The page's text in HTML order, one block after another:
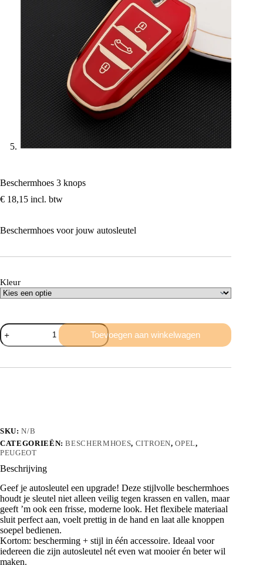
Beschermhoes 3 knops
€ 18,15 incl. btw
Beschermhoes voor jouw autosleutel
Kleur
Beschermhoes
3
knops
Toevoegen aan winkelwagen
SKU:N/B
CATEGORIEËN:BESCHERMHOES, CITROEN,OPEL,
PEUGEOT
Beschrijving
Geef je autosleutel een upgrade! Deze stijlvolle beschermhoes
houdt je sleutel niet alleen veilig tegen krassen en vallen, maar
geeft ’m ook een frisse, moderne look. Het flexibele materiaal
sluit perfect aan, voelt prettig in de hand en laat alle knoppen
soepel bedienen.
Kortom: bescherming + stijl in één accessoire. Ideaal voor
iedereen die zijn autosleutel nét even wat mooier én beter wil
maken.